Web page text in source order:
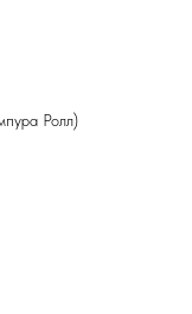
Ролл)